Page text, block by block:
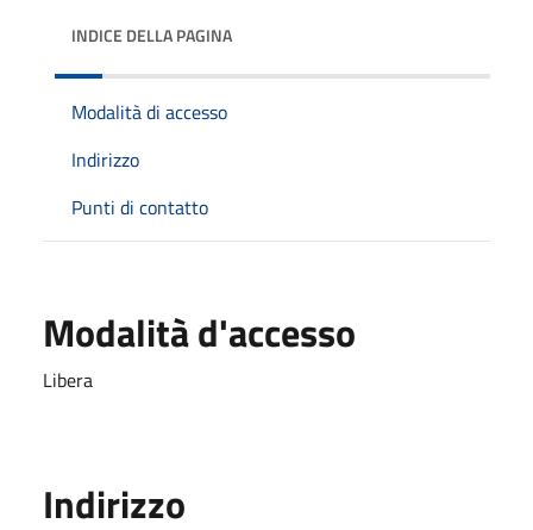
INDICE DELLA PAGINA
Modalità di accesso
Indirizzo
Punti di contatto
Modalità d'accesso
Libera
Indirizzo